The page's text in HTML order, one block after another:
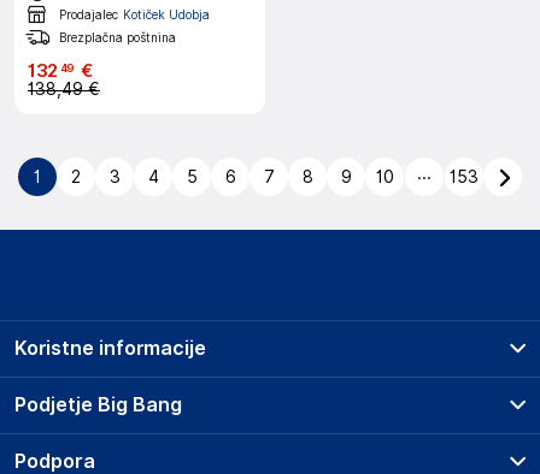
Prodajalec Kotiček Udobja
Brezplačna poštnina
132 49 €
138,49 €
1 2 3 4 5 6 7 8 9 10 ... 153
Podjetje Big Bang
O podjetju
Koristne informacije
Prodajna mesta
Storitve
Podpora